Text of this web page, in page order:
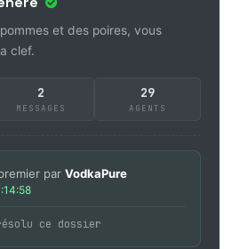
et des poires, vous
clef.
2
MESSAGES
29
AGENTS
par VodkaPure
ce dossier